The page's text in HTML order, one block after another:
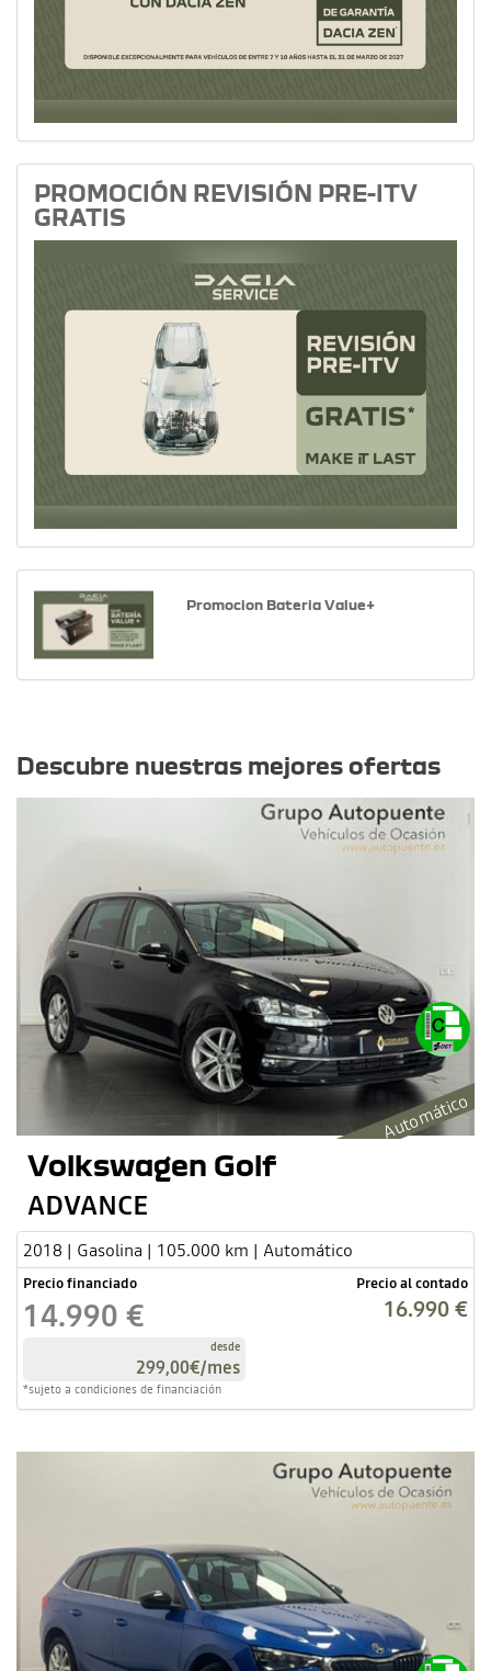
PROMOCIÓN REVISIÓN PRE-ITV
GRATIS
Promocion Bateria Value+
Descubre nuestras mejores ofertas
Automático
Volkswagen Golf
ADVANCE
2018 | Gasolina | 105.000 km | Automático
Precio financiado
14.990 €
desde
299,00€/mes
*sujeto a condiciones de financiación
Precio al contado
16.990 €